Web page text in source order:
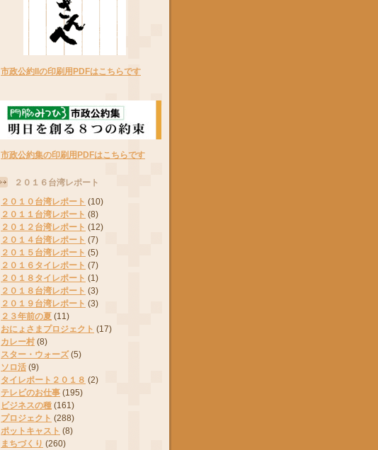
市政公約IIの印刷用PDFはこちらです
市政公約集の印刷用PDFはこちらです
２０１６台湾レポート
２０１０台湾レポート (10)
２０１１台湾レポート (8)
２０１２台湾レポート (12)
２０１４台湾レポート (7)
２０１５台湾レポート (5)
２０１６タイレポート (7)
２０１８タイレポート (1)
２０１８台湾レポート (3)
２０１９台湾レポート (3)
２３年前の夏 (11)
おにょさまプロジェクト (17)
カレー村 (8)
スター・ウォーズ (5)
ソロ活 (9)
タイレポート２０１８ (2)
テレビのお仕事 (195)
ビジネスの種 (161)
プロジェクト (288)
ポットキャスト (8)
まちづくり (260)